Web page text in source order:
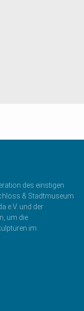
des einstigen
& Stadtmuseum
e.V. und der
um die
im